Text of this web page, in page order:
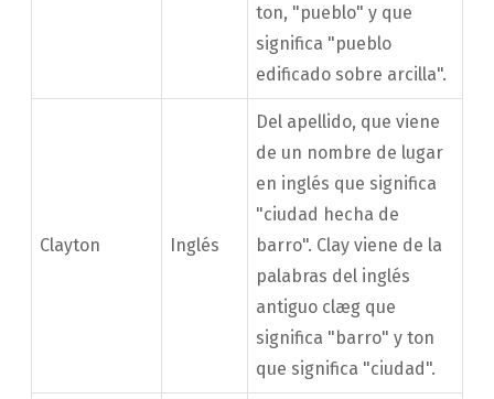
ton, "pueblo" y que
significa "pueblo
edificado sobre arcilla".
Clayton Inglés
Del apellido, que viene
de un nombre de lugar
en inglés que significa
"ciudad hecha de
barro". Clay viene de la
palabras del inglés
antiguo clæg que
significa "barro" y ton
que significa "ciudad".